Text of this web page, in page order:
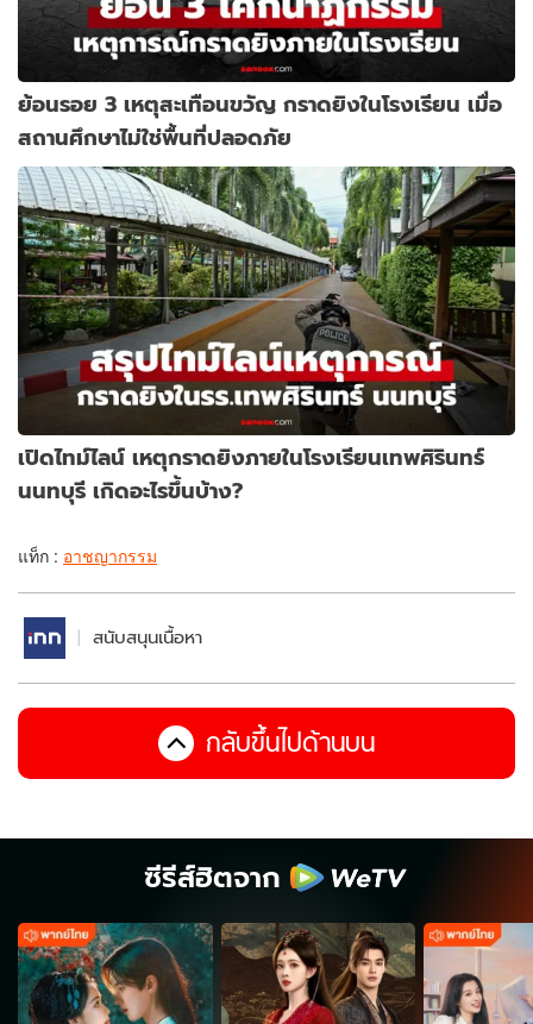
ย้อนรอย 3 เหตุสะเทือนขวัญ กราดยิงในโรงเรียน เมื่อ
สถานศึกษาไม่ใช่พื้นที่ปลอดภัย
เปิดไทม์ไลน์ เหตุกราดยิงภายในโรงเรียนเทพศิรินทร์
นนทบุรี เกิดอะไรขึ้นบ้าง?
แท็ก : อาชญากรรม
สนับสนุนเนื้อหา
กลับขึ้นไปด้านบน
ซีรีส์ฮิตจาก